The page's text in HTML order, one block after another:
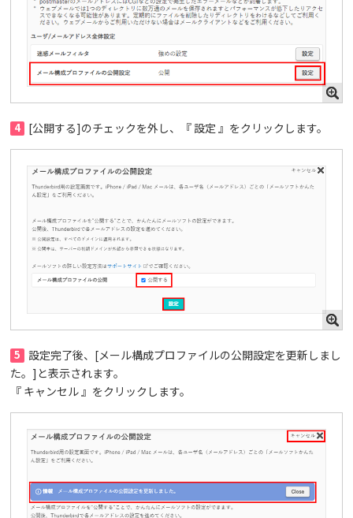
4 [公開する]のチェックを外し、『 設定 』をクリックします。
5
設定完了後、[メール構成プロファイルの公開設定を更新しまし
た。]と表示されます。
『 キャンセル 』をクリックします。